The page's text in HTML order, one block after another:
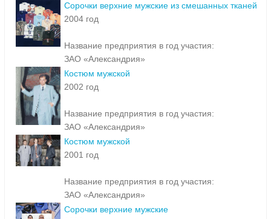
Сорочки верхние мужские из смешанных тканей
2004 год
Название предприятия в год участия:
ЗАО «Александрия»
Костюм мужской
2002 год
Название предприятия в год участия:
ЗАО «Александрия»
Костюм мужской
2001 год
Название предприятия в год участия:
ЗАО «Александрия»
Сорочки верхние мужские